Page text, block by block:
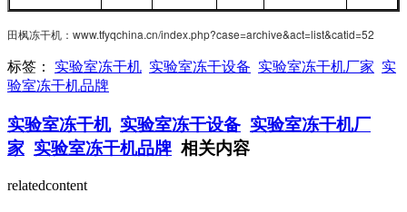
田枫冻干机：www.tfyqchina.cn/index.php?case=archive&act=list&catid=52
标签： 实验室冻干机 实验室冻干设备 实验室冻干机厂家 实
验室冻干机品牌
实验室冻干机 实验室冻干设备 实验室冻干机厂
家 实验室冻干机品牌 相关内容
relatedcontent